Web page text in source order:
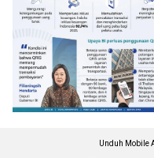
Unduh Mobile